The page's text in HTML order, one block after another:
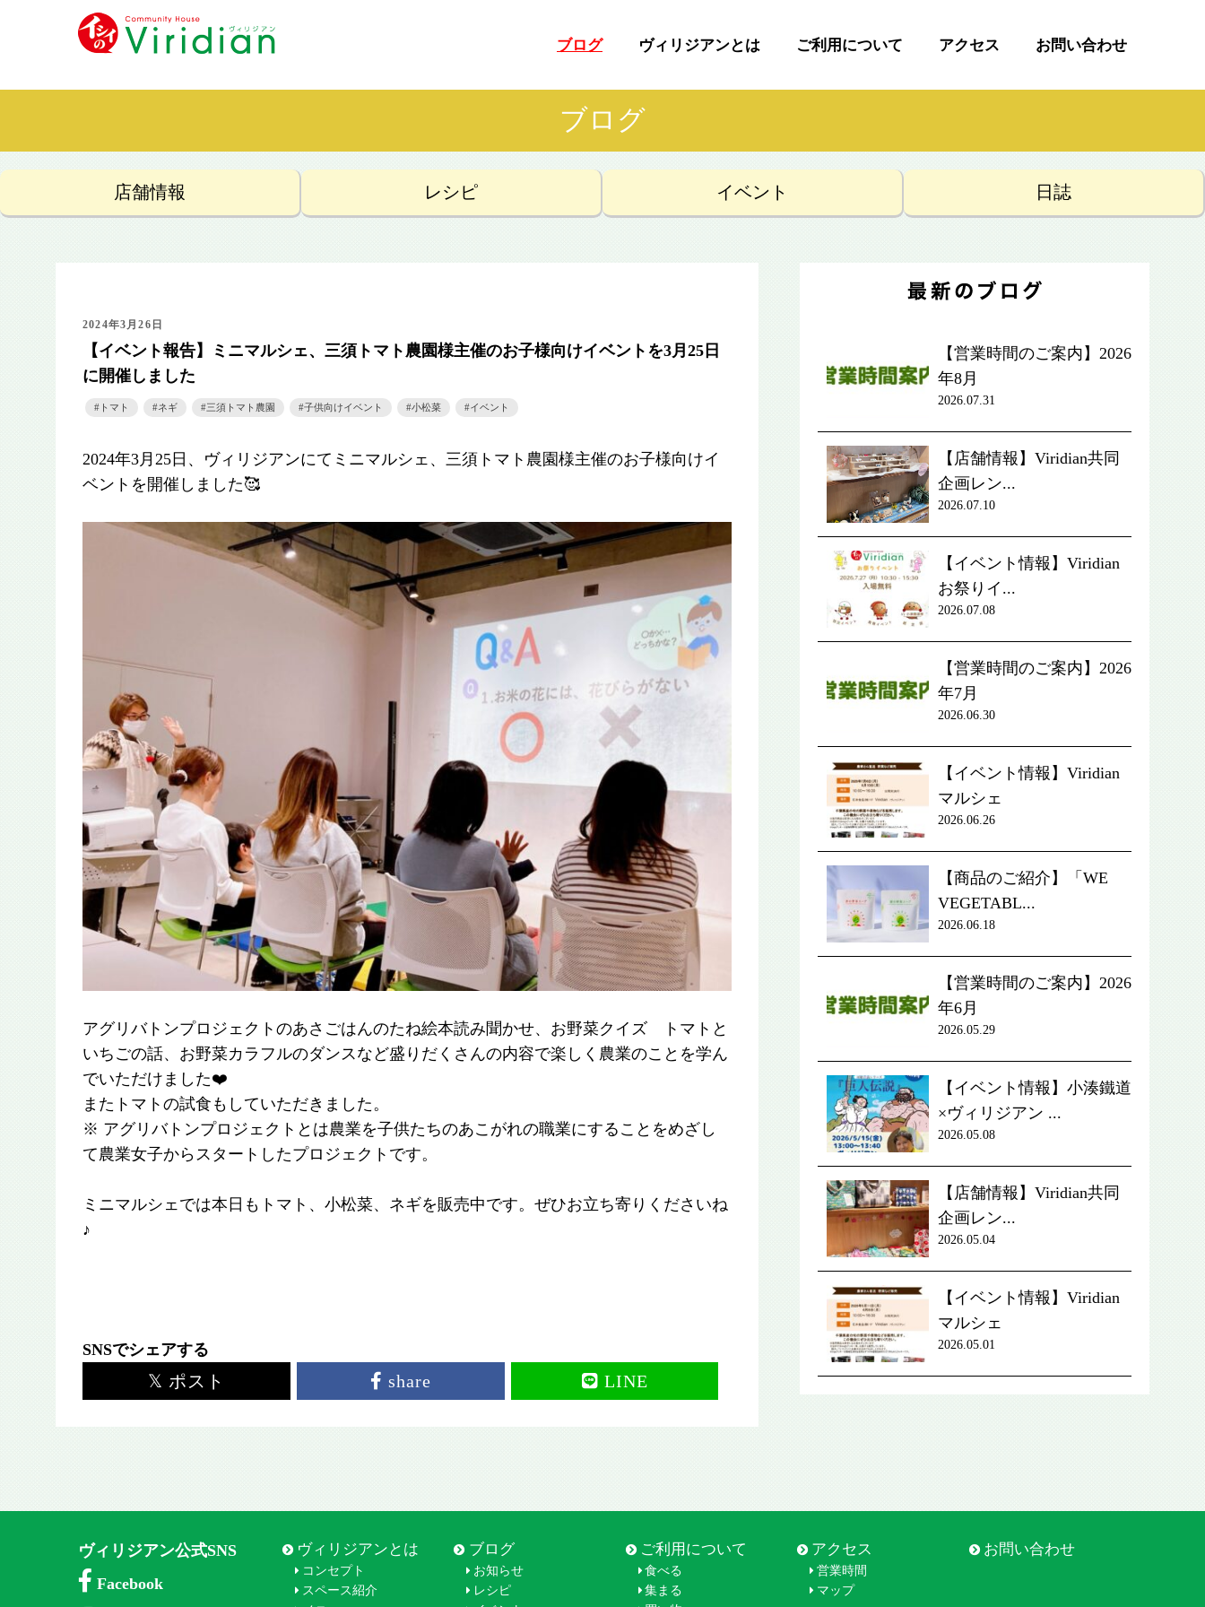
ブログ ヴィリジアンとは ご利用について アクセス お問い合わせ
ブログ
店舗情報 レシピ イベント 日誌
2024年3月26日
【イベント報告】ミニマルシェ、三須トマト農園様主催のお子様向けイベントを3月25日
に開催しました
トマト ネギ 三須トマト農園 子供向けイベント 小松菜 イベント
2024年3月25日、ヴィリジアンにてミニマルシェ、三須トマト農園様主催のお子様向けイ
ベントを開催しました🥰
アグリバトンプロジェクトのあさごはんのたね絵本読み聞かせ、お野菜クイズ トマトと
いちごの話、お野菜カラフルのダンスなど盛りだくさんの内容で楽しく農業のことを学ん
でいただけました❤️
またトマトの試食もしていただきました。
※ アグリバトンプロジェクトとは農業を子供たちのあこがれの職業にすることをめざし
て農業女子からスタートしたプロジェクトです。
ミニマルシェでは本日もトマト、小松菜、ネギを販売中です。ぜひお立ち寄りくださいね
♪
SNSでシェアする
𝕏 ポスト share LINE
【営業時間のご案内】2026
年8月
2026.07.31
【店舗情報】Viridian共同
企画レン...
2026.07.10
【イベント情報】Viridian
お祭りイ...
2026.07.08
【営業時間のご案内】2026
年7月
2026.06.30
【イベント情報】Viridian
マルシェ
2026.06.26
【商品のご紹介】「WE
VEGETABL...
2026.06.18
【営業時間のご案内】2026
年6月
2026.05.29
【イベント情報】小湊鐵道
×ヴィリジアン ...
2026.05.08
【店舗情報】Viridian共同
企画レン...
2026.05.04
【イベント情報】Viridian
マルシェ
2026.05.01
ヴィリジアン公式SNS
Facebook
ヴィリジアンとは
コンセプト
スペース紹介
ブログ
お知らせ
レシピ
ご利用について
食べる
集まる
アクセス
営業時間
マップ
お問い合わせ